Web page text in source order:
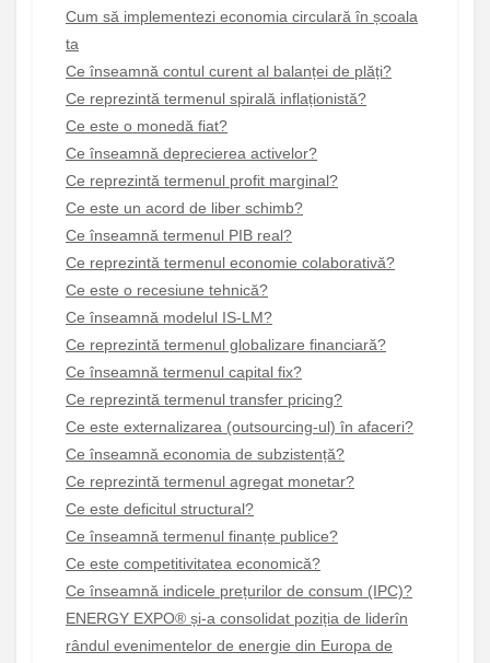
Cum să implementezi economia circulară în școala
ta
Ce înseamnă contul curent al balanței de plăți?
Ce reprezintă termenul spirală inflaționistă?
Ce este o monedă fiat?
Ce înseamnă deprecierea activelor?
Ce reprezintă termenul profit marginal?
Ce este un acord de liber schimb?
Ce înseamnă termenul PIB real?
Ce reprezintă termenul economie colaborativă?
Ce este o recesiune tehnică?
Ce înseamnă modelul IS-LM?
Ce reprezintă termenul globalizare financiară?
Ce înseamnă termenul capital fix?
Ce reprezintă termenul transfer pricing?
Ce este externalizarea (outsourcing-ul) în afaceri?
Ce înseamnă economia de subzistență?
Ce reprezintă termenul agregat monetar?
Ce este deficitul structural?
Ce înseamnă termenul finanțe publice?
Ce este competitivitatea economică?
Ce înseamnă indicele prețurilor de consum (IPC)?
ENERGY EXPO® și-a consolidat poziția de liderîn
rândul evenimentelor de energie din Europa de